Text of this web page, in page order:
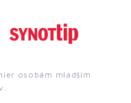
osobám mladším